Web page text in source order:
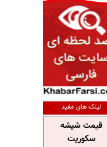
لینک های مفید
قیمت شیشه
سکوریت